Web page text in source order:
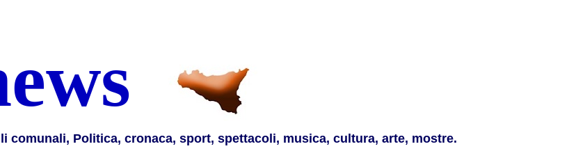
comunali, Politica, cronaca, sport, spettacoli, musica, cultura, arte, mostre.